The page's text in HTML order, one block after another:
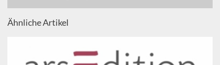
Ähnliche Artikel